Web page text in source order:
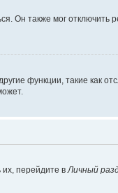
Он также мог
функции, такие как
перейдите в Личный